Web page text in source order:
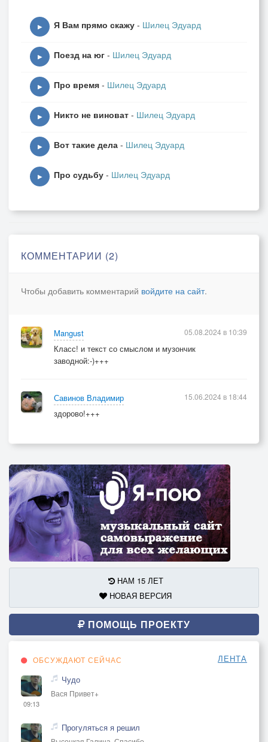
Год за годом подряд
Но нет нет повезёт
Какой ни какой
Положительные сны
Где же миллиарды
И без устали таскать
Как всегда рандомный выбор мой
▶ Я Вам прямо скажу - Шилец Эдуард
▶ Поезд на юг - Шилец Эдуард
▶ Про время - Шилец Эдуард
▶ Никто не виноват - Шилец Эдуард
▶ Вот такие дела - Шилец Эдуард
▶ Про судьбу - Шилец Эдуард
КОММЕНТАРИИ (2)
Чтобы добавить комментарий войдите на сайт.
Mangust
Класс! и текст со смыслом и музончик
заводной:-)+++
05.08.2024 в 10:39
Савинов Владимир
здорово!+++
15.06.2024 в 18:44
НАМ 15 ЛЕТ
НОВАЯ ВЕРСИЯ
ПОМОЩЬ ПРОЕКТУ
ОБСУЖДАЮТ СЕЙЧАС ЛЕНТА
09:13
Чудо
Вася Привет+
Прогуляться я решил